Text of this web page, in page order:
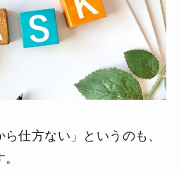
ら仕方ない」というのも、